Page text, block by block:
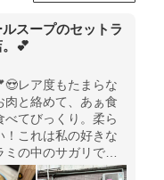
スープのセットラ
💕
レア度もたまらな
肉と絡めて、あぁ食
てびっくり。柔ら
！これは私の好きな
の中のサガリでし
やん。美味し過ぎて